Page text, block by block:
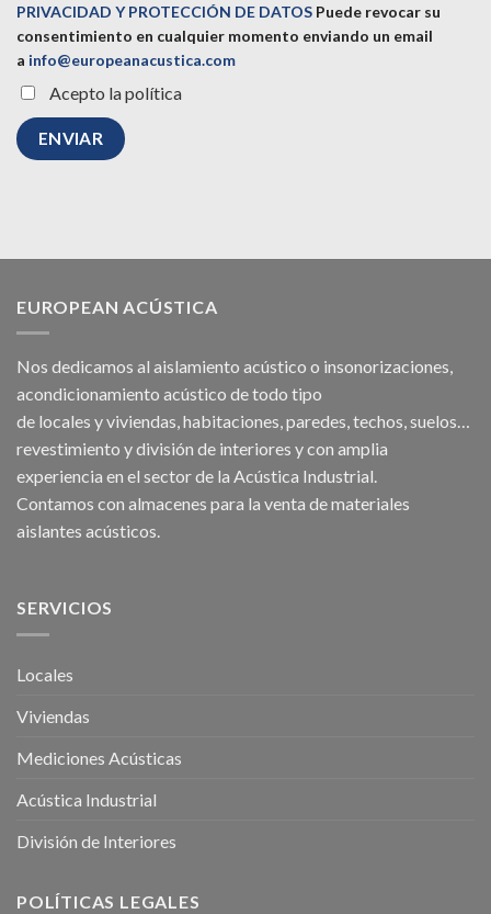
PRIVACIDAD Y PROTECCIÓN DE DATOS Puede revocar su
consentimiento en cualquier momento enviando un email
a info@europeanacustica.com
Acepto la política
EUROPEAN ACÚSTICA
Nos dedicamos al aislamiento acústico o insonorizaciones,
acondicionamiento acústico de todo tipo
de locales yviviendas, habitaciones,paredes,techos, suelos…
revestimiento y división de interiores y con amplia
experiencia en el sector de la Acústica Industrial.
Contamos con almacenes para la venta demateriales
aislantes acústicos.
SERVICIOS
Locales
Viviendas
Mediciones Acústicas
Acústica Industrial
División de Interiores
POLÍTICAS LEGALES